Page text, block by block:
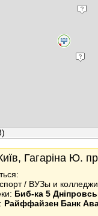
Гагаріна Ю.
/ ВУЗы и
Биб-ка 5
Райффайзен Банк